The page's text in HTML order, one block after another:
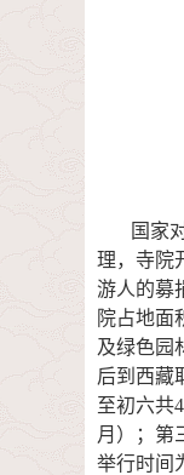
国家对
理， 寺院
游人的募
院占地面
及绿色园
后到西藏
至初六共
月）；第
举行时间